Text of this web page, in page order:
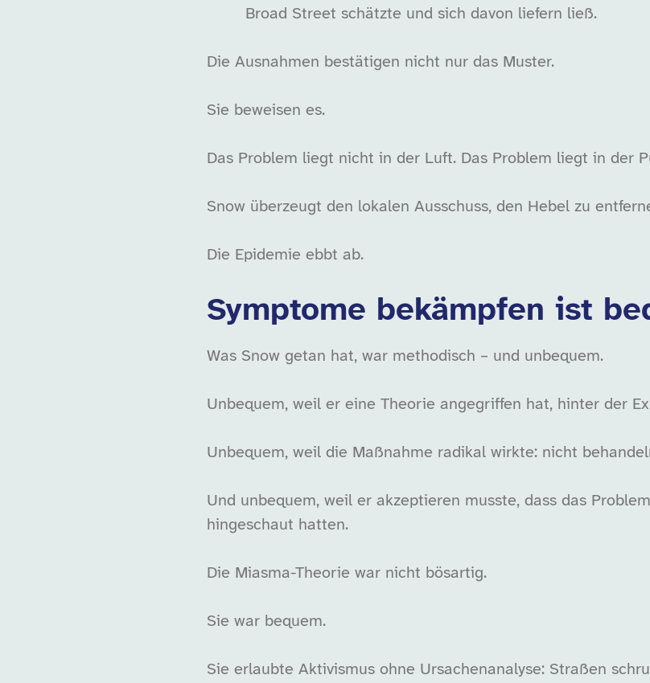
Broad Street schätzte und sich davon liefern ließ.
Die Ausnahmen bestätigen nicht nur das Muster.
Sie beweisen es.
Das Problem liegt nicht in der Luft. Das Problem liegt in der
Snow überzeugt den lokalen Ausschuss, den Hebel zu
Die Epidemie ebbt ab.
Symptome bekämpfen ist
Was Snow getan hat, war methodisch – und unbequem.
Unbequem, weil er eine Theorie angegriffen hat, hinter der
Unbequem, weil die Maßnahme radikal wirkte: nicht
Und unbequem, weil er akzeptieren musste, dass das
hingeschaut hatten.
Die Miasma-Theorie war nicht bösartig.
Sie war bequem.
Sie erlaubte Aktivismus ohne Ursachenanalyse: Straßen